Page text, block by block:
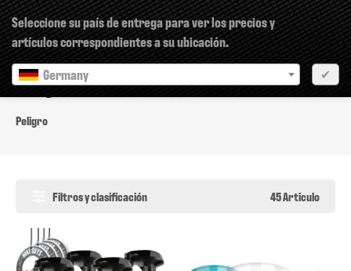
Seleccione su país de entrega para ver los precios y
artículos correspondientes a su ubicación.
Germany
✔
Peligro
Peligro
Filtros y clasificación 45 Articulo